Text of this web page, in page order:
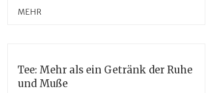
MEHR
Tee: Mehr als ein Getränk der Ruhe
und Muße